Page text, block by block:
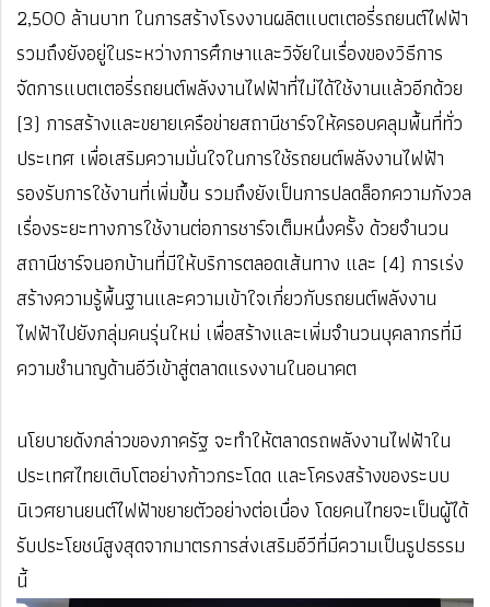
2,500 ล้านบาท ในการสร้างโรงงานผลิตแบตเตอรี่รถยนต์ไฟฟ้า
รวมถึงยังอยู่ในระหว่างการศึกษาและวิจัยในเรื่องของวิธีการ
จัดการแบตเตอรี่รถยนต์พลังงานไฟฟ้าที่ไม่ได้ใช้งานแล้วอีกด้วย
(3) การสร้างและขยายเครือข่ายสถานีชาร์จให้ครอบคลุมพื้นที่ทั่ว
ประเทศ เพื่อเสริมความมั่นใจในการใช้รถยนต์พลังงานไฟฟ้า
รองรับการใช้งานที่เพิ่มขึ้น รวมถึงยังเป็นการปลดล็อกความกังวล
เรื่องระยะทางการใช้งานต่อการชาร์จเต็มหนึ่งครั้ง ด้วยจำนวน
สถานีชาร์จนอกบ้านที่มีให้บริการตลอดเส้นทาง และ (4) การเร่ง
สร้างความรู้พื้นฐานและความเข้าใจเกี่ยวกับรถยนต์พลังงาน
ไฟฟ้าไปยังกลุ่มคนรุ่นใหม่ เพื่อสร้างและเพิ่มจำนวนบุคลากรที่มี
ความชำนาญด้านอีวีเข้าสู่ตลาดแรงงานในอนาคต
นโยบายดังกล่าวของภาครัฐ จะทำให้ตลาดรถพลังงานไฟฟ้าใน
ประเทศไทยเติบโตอย่างก้าวกระโดด และโครงสร้างของระบบ
นิเวศยานยนต์ไฟฟ้าขยายตัวอย่างต่อเนื่อง โดยคนไทยจะเป็นผู้ได้
รับประโยชน์สูงสุดจากมาตรการส่งเสริมอีวีที่มีความเป็นรูปธรรม
นี้